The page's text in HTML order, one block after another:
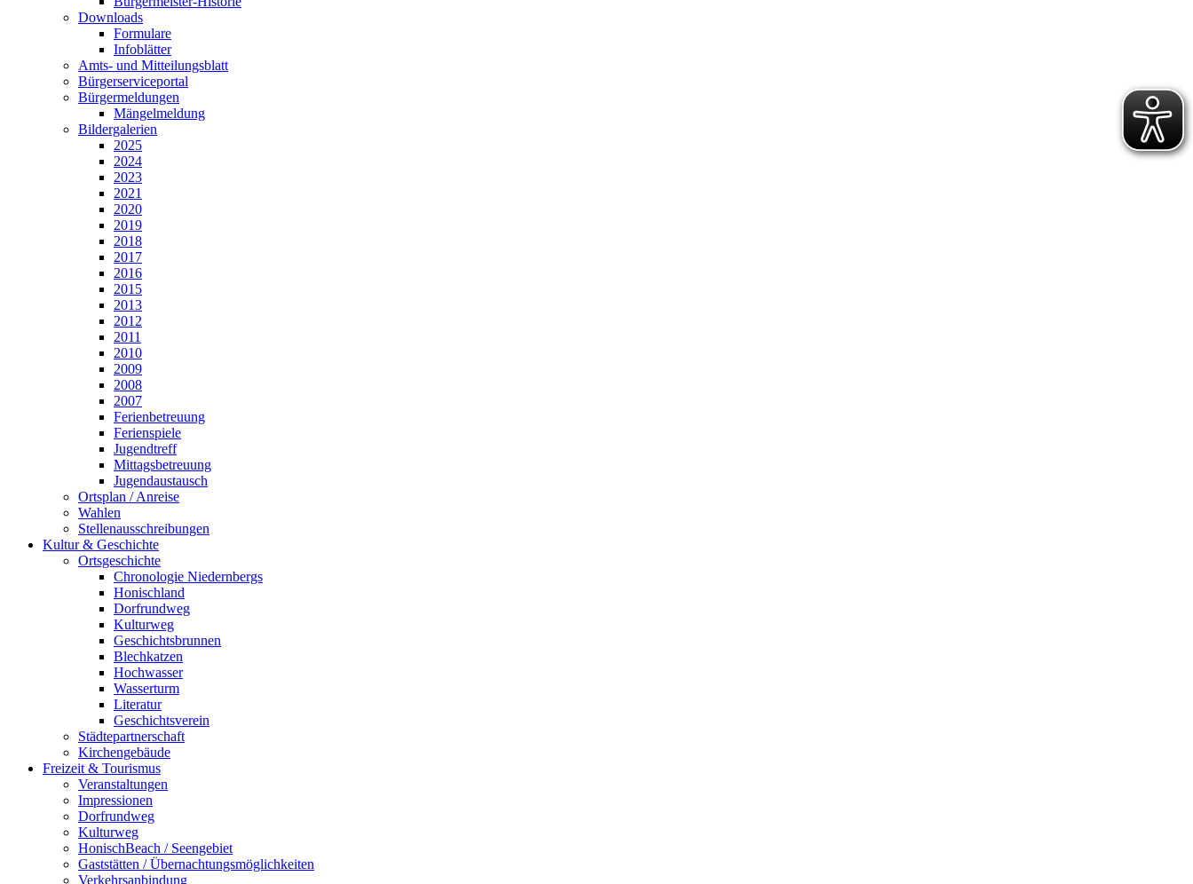
Downloads
Formulare
Infoblätter
Amts- und Mitteilungsblatt
Bürgerserviceportal
Bürgermeldungen
Mängelmeldung
Bildergalerien
2025
2024
2023
2021
2020
2019
2018
2017
2016
2015
2013
2012
2011
2010
2009
2008
2007
Ferienbetreuung
Ferienspiele
Jugendtreff
Mittagsbetreuung
Jugendaustausch
Ortsplan / Anreise
Wahlen
Stellenausschreibungen
Kultur & Geschichte
Ortsgeschichte
Chronologie Niedernbergs
Honischland
Dorfrundweg
Kulturweg
Geschichtsbrunnen
Blechkatzen
Hochwasser
Wasserturm
Literatur
Geschichtsverein
Städtepartnerschaft
Kirchengebäude
Freizeit & Tourismus
Veranstaltungen
Impressionen
Dorfrundweg
Kulturweg
HonischBeach / Seengebiet
Gaststätten / Übernachtungsmöglichkeiten
Verkehrsanbindung